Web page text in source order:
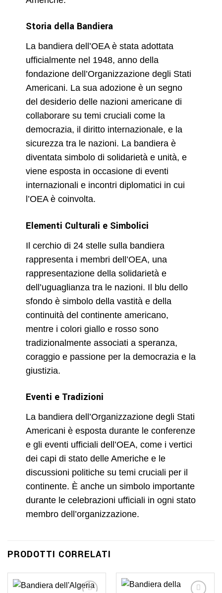
Storia della Bandiera
La bandiera dell’OEA è stata adottata
ufficialmente nel 1948, anno della
fondazione dell’Organizzazione degli Stati
Americani. La sua adozione è un segno
del desiderio delle nazioni americane di
collaborare su temi cruciali come la
democrazia, il diritto internazionale, e la
sicurezza tra le nazioni. La bandiera è
diventata simbolo di solidarietà e unità, e
viene esposta in occasione di eventi
internazionali e incontri diplomatici in cui
l’OEA è coinvolta.
Elementi Culturali e Simbolici
Il cerchio di 24 stelle sulla bandiera
rappresenta i membri dell’OEA, una
rappresentazione della solidarietà e
dell’uguaglianza tra le nazioni. Il blu dello
sfondo è simbolo della vastità e della
continuità del continente americano,
mentre i colori giallo e rosso sono
tradizionalmente associati a speranza,
coraggio e passione per la democrazia e la
giustizia.
Eventi e Tradizioni
La bandiera dell’Organizzazione degli Stati
Americani è esposta durante le conferenze
e gli eventi ufficiali dell’OEA, come i vertici
dei capi di stato delle Americhe e le
discussioni politiche su temi cruciali per il
continente. È anche un simbolo importante
durante le celebrazioni ufficiali in ogni stato
membro dell’organizzazione.
PRODOTTI CORRELATI